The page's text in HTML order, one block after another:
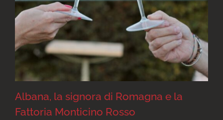
Albana, la signora di Romagna e la
Fattoria Monticino Rosso